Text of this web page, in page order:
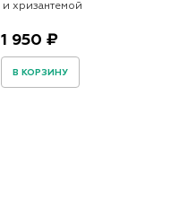
и хризантемой
1 950 ₽
В КОРЗИНУ